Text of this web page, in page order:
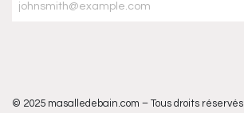
© 2025 masalledebain.com – Tous droits réservés